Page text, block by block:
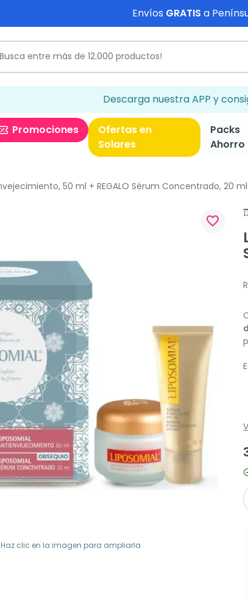
Envíos GRATIS a
Descarga nuestra APP y
Promociones
Ofertas en
Solares
Packs
Ahorro
50 ml + REGALO Sérum Concentrado, 20 ml
Haz clic en la imagen para ampliarla
favorite_border